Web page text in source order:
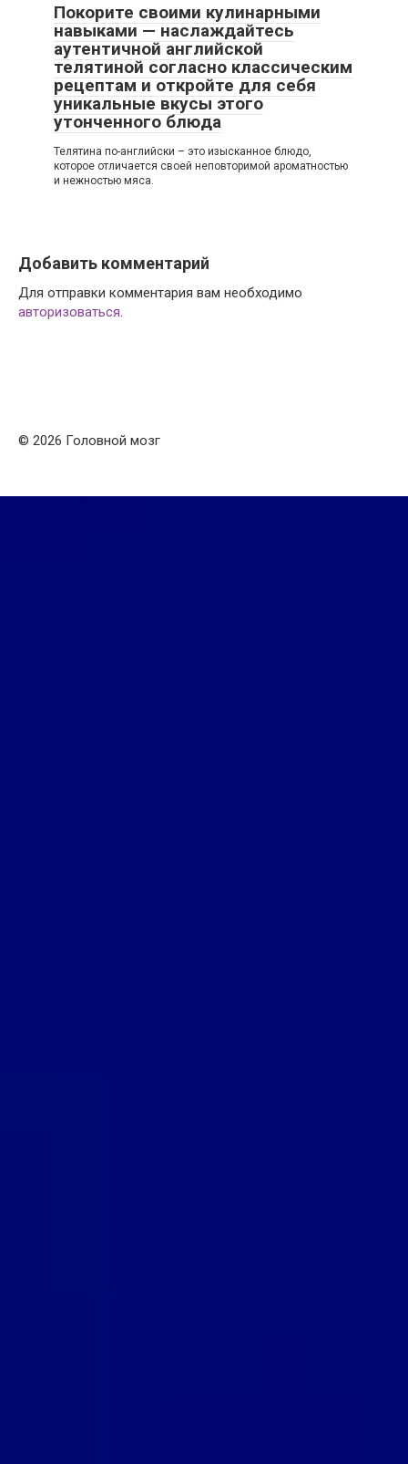
Покорите своими кулинарными
навыками — наслаждайтесь
аутентичной английской
телятиной согласно классическим
рецептам и откройте для себя
уникальные вкусы этого
утонченного блюда
Телятина по-английски – это изысканное блюдо,
которое отличается своей неповторимой ароматностью
и нежностью мяса.
Добавить комментарий
Для отправки комментария вам необходимо
авторизоваться.
© 2026 Головной мозг